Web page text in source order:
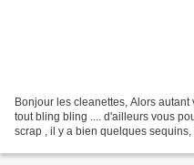
Bonjour les cleanettes, Alors
tout bling bling .... d'ailleurs vous
scrap , il y a bien quelques